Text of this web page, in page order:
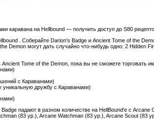
каравана на Hellbound — получить доступ до S80
. Соберайте Darion's Badge и Ancient Tome of the
Demon могут дать случайно что-нибудь одно: 2 Hidden
Tome of the Demon, пока вы не сможете торговать
с Караванами)
дружбу с Караванами)
падают в разном количестве на HellBound'e с Arcane
(83 ур.), Arcane Watchman (83 ур.), Arcane Scout (83